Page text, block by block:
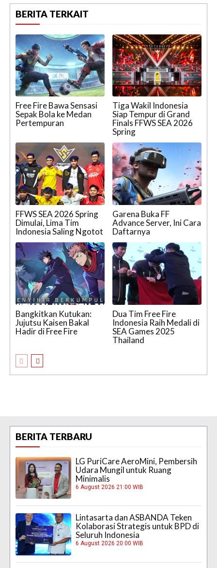
BERITA TERKAIT
Free Fire Bawa Sensasi
Sepak Bola ke Medan
Pertempuran
Tiga Wakil Indonesia
Siap Tempur di Grand
Finals FFWS SEA 2026
Spring
FFWS SEA 2026 Spring
Dimulai, Lima Tim
Indonesia Saling Ngotot
Garena Buka FF
Advance Server, Ini Cara
Daftarnya
Bangkitkan Kutukan:
Jujutsu Kaisen Bakal
Hadir di Free Fire
Dua Tim Free Fire
Indonesia Raih Medali di
SEA Games 2025
Thailand
BERITA TERBARU
LG PuriCare AeroMini, Pembersih
Udara Mungil untuk Ruang
Minimalis
6 August 2026 21:00 WIB
Lintasarta dan ASBANDA Teken
Kolaborasi Strategis untuk BPD di
Seluruh Indonesia
6 August 2026 20:00 WIB